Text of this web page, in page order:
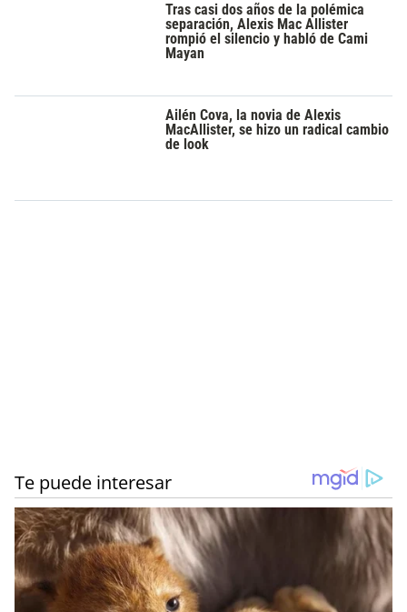
Tras casi dos años de la polémica
separación, Alexis Mac Allister
rompió el silencio y habló de Cami
Mayan
Ailén Cova, la novia de Alexis
MacAllister, se hizo un radical cambio
de look